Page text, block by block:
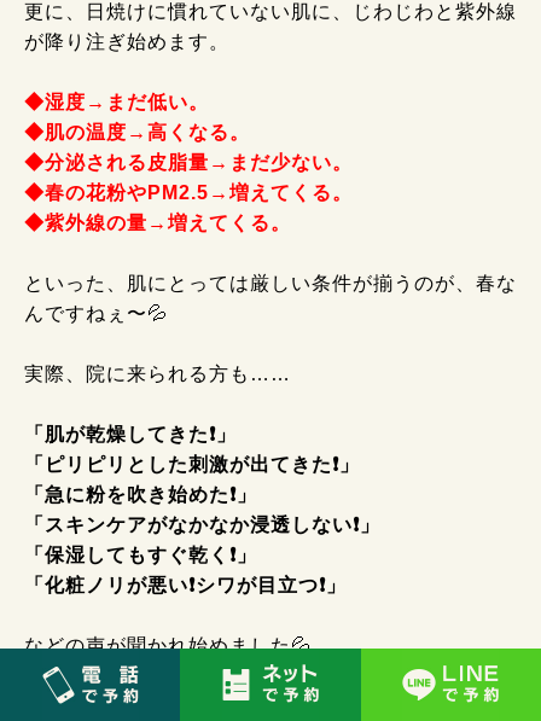
更に、日焼けに慣れていない肌に、じわじわと紫外線
が降り注ぎ始めます。
◆湿度→まだ低い。
◆肌の温度→高くなる。
◆分泌される皮脂量→まだ少ない。
◆春の花粉やPM2.5→増えてくる。
◆紫外線の量→増えてくる。
といった、肌にとっては厳しい条件が揃うのが、春な
んですねぇ〜💦
実際、院に来られる方も……
「肌が乾燥してきた❗」
「ピリピリとした刺激が出てきた❗」
「急に粉を吹き始めた❗」
「スキンケアがなかなか浸透しない❗」
「保湿してもすぐ乾く❗」
「化粧ノリが悪い❗シワが目立つ❗」
などの声が聞かれ始めました💦
卒業式・入学式・就職